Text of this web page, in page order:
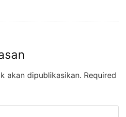
akan dipublikasikan. Required